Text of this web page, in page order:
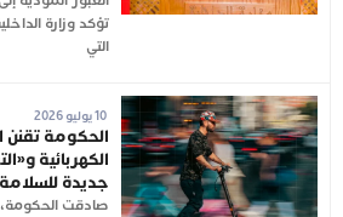
تؤكد وزارة
التي
10 يوليو 2026
الحكومة تقنن
الكهربائية
جديدة
صادقت الحكومة،